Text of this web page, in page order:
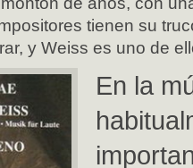
tienen su
y Weiss es uno de
En la